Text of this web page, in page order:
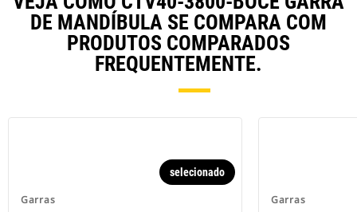
DE MANDÍBULA SE COMPARA COM
PRODUTOS COMPARADOS
FREQUENTEMENTE.
Garras
selecionado
Garras